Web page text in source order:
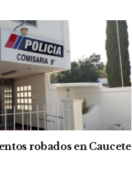
robados en Caucete